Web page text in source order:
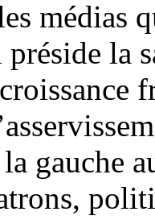
médias
la
gauche